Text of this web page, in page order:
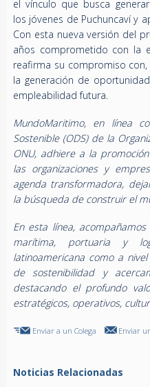
el vínculo que busca
los jóvenes de Puchuncaví y
Con esta nueva versión del
años comprometido con la
reafirma su compromiso
la generación de
empleabilidad futura.
MundoMaritimo, en línea
Sostenible (ODS) de la
ONU, adhiere a la
las organizaciones y
agenda transformadora,
la búsqueda de construir el
En esta línea,
marítima, portuaria y
latinoamericana como a
de sostenibilidad y
destacando el profundo
estratégicos, operativos,
Enviar a un Colega Enviar
Noticias Relacionadas